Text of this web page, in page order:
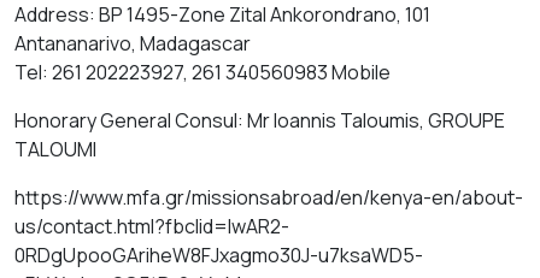
Address: BP 1495-Zone Zital Ankorondrano, 101
Antananarivo, Madagascar
Tel: 261 202223927, 261 340560983 Mobile
Honorary General Consul: Mr Ioannis Taloumis, GROUPE
TALOUMI
https://www.mfa.gr/missionsabroad/en/kenya-en/about-
us/contact.html?fbclid=IwAR2-
0RDgUpooGAriheW8FJxagmo30J-u7ksaWD5-